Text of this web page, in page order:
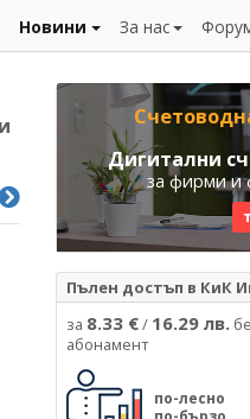
Новини За нас
Дигитални
за фирми и
Пълен достъп в КиК
за 8.33 €/ 16.29 лв.
абонамент
по-лесно